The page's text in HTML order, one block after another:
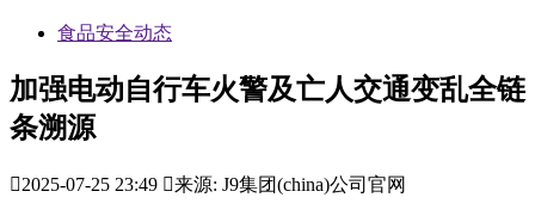
食品安全动态
加强电动自行车火警及亡人交通变乱全链
条溯源
2025-07-25 23:49 来源: J9集团(china)公司官网